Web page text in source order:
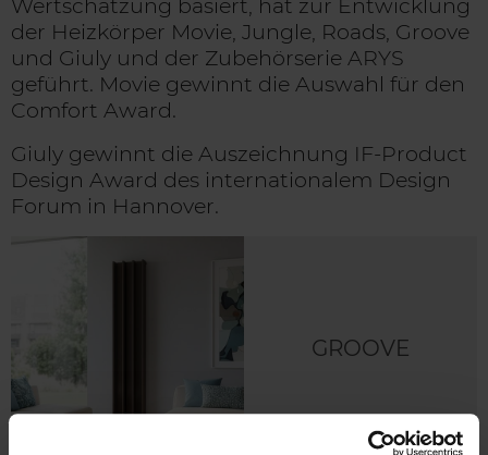
Wertschätzung basiert, hat zur Entwicklung
der Heizkörper Movie, Jungle, Roads, Groove
und Giuly und der Zubehörserie ARYS
geführt. Movie gewinnt die Auswahl für den
Comfort Award.
Giuly gewinnt die Auszeichnung IF-Product
Design Award des internationalem Design
Forum in Hannover.
GROOVE